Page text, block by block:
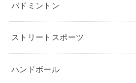
バドミントン
ストリートスポーツ
ハンドボール